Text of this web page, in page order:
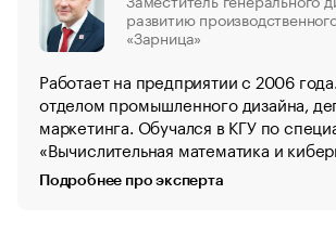
развитию
«Зарница»
Работает на предприятии с 2006
отделом промышленного дизайна,
маркетинга. Обучался в КГУ по
«Вычислительная математика и
Подробнее про эксперта